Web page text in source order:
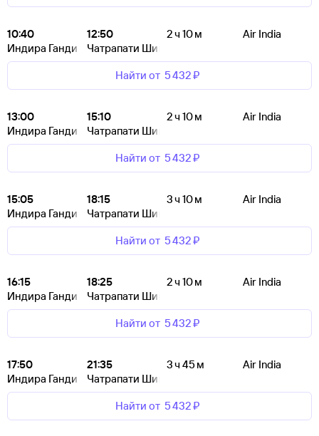
10:40
Индира Ганди
12:50
Чатрапати Шиваджи
2 ч 10 м Air India
Найти от 5 ⁠432 ⁠₽
13:00
Индира Ганди
15:10
Чатрапати Шиваджи
2 ч 10 м Air India
Найти от 5 ⁠432 ⁠₽
15:05
Индира Ганди
18:15
Чатрапати Шиваджи
3 ч 10 м Air India
Найти от 5 ⁠432 ⁠₽
16:15
Индира Ганди
18:25
Чатрапати Шиваджи
2 ч 10 м Air India
Найти от 5 ⁠432 ⁠₽
17:50
Индира Ганди
21:35
Чатрапати Шиваджи
3 ч 45 м Air India
Найти от 5 ⁠432 ⁠₽